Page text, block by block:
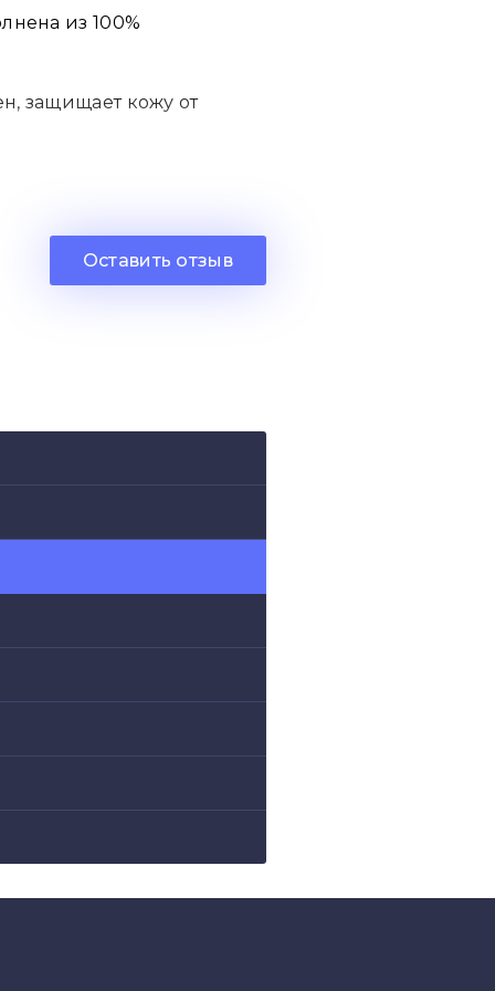
из 100%
защищает кожу от
60 градусах.
и станет не
Оставить отзыв